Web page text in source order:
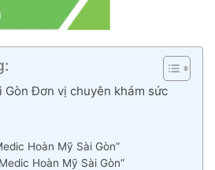
Gòn Đơn vị chuyên khám sức
Hoàn Mỹ Sài Gòn”
Hoàn Mỹ Sài Gòn”